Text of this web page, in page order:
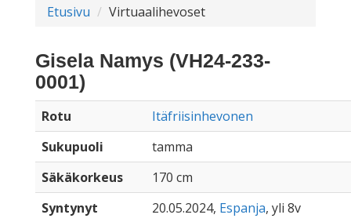
Etusivu Virtuaalihevoset
Gisela Namys (VH24-233-
0001)
Rotu
Itäfriisinhevonen
Sukupuoli
tamma
Säkäkorkeus
170 cm
Syntynyt
20.05.2024, Espanja, yli 8v